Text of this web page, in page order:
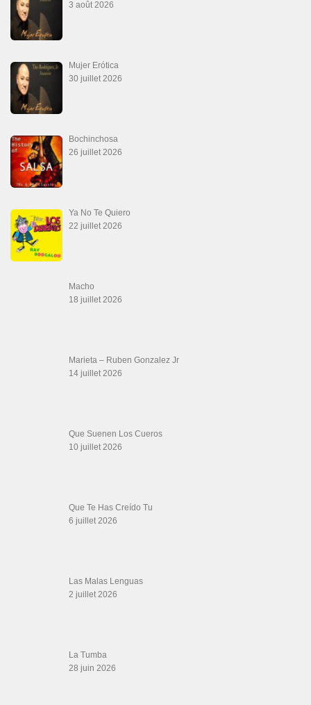
3 août 2026
Mujer Erótica
30 juillet 2026
Bochinchosa
26 juillet 2026
Ya No Te Quiero
22 juillet 2026
Macho
18 juillet 2026
Marieta – Ruben Gonzalez Jr
14 juillet 2026
Que Suenen Los Cueros
10 juillet 2026
Que Te Has Creído Tu
6 juillet 2026
Las Malas Lenguas
2 juillet 2026
La Tumba
28 juin 2026